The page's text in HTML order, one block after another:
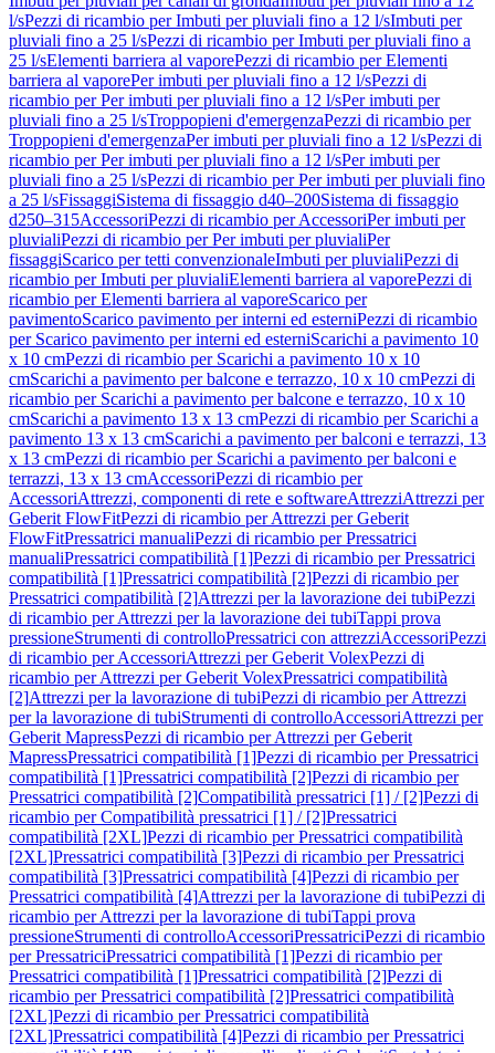
l/sPezzi di ricambio per Imbuti per pluviali fino a 12 l/sImbuti per
pluviali fino a 25 l/sPezzi di ricambio per Imbuti per pluviali fino a
25 l/sElementi barriera al vaporePezzi di ricambio per Elementi
barriera al vaporePer imbuti per pluviali fino a 12 l/sPezzi di
ricambio per Per imbuti per pluviali fino a 12 l/sPer imbuti per
pluviali fino a 25 l/sTroppopieni d'emergenzaPezzi di ricambio per
Troppopieni d'emergenzaPer imbuti per pluviali fino a 12 l/sPezzi di
ricambio per Per imbuti per pluviali fino a 12 l/sPer imbuti per
pluviali fino a 25 l/sPezzi di ricambio per Per imbuti per pluviali fino
a 25 l/sFissaggiSistema di fissaggio d40–200Sistema di fissaggio
d250–315AccessoriPezzi di ricambio per AccessoriPer imbuti per
pluvialiPezzi di ricambio per Per imbuti per pluvialiPer
fissaggiScarico per tetti convenzionaleImbuti per pluvialiPezzi di
ricambio per Imbuti per pluvialiElementi barriera al vaporePezzi di
ricambio per Elementi barriera al vaporeScarico per
pavimentoScarico pavimento per interni ed esterniPezzi di ricambio
per Scarico pavimento per interni ed esterniScarichi a pavimento 10
x 10 cmPezzi di ricambio per Scarichi a pavimento 10 x 10
cmScarichi a pavimento per balcone e terrazzo, 10 x 10 cmPezzi di
ricambio per Scarichi a pavimento per balcone e terrazzo, 10 x 10
cmScarichi a pavimento 13 x 13 cmPezzi di ricambio per Scarichi a
pavimento 13 x 13 cmScarichi a pavimento per balconi e terrazzi, 13
x 13 cmPezzi di ricambio per Scarichi a pavimento per balconi e
terrazzi, 13 x 13 cmAccessoriPezzi di ricambio per
AccessoriAttrezzi, componenti di rete e softwareAttrezziAttrezzi per
Geberit FlowFitPezzi di ricambio per Attrezzi per Geberit
FlowFitPressatrici manualiPezzi di ricambio per Pressatrici
manualiPressatrici compatibilità [1]Pezzi di ricambio per Pressatrici
compatibilità [1]Pressatrici compatibilità [2]Pezzi di ricambio per
Pressatrici compatibilità [2]Attrezzi per la lavorazione dei tubiPezzi
di ricambio per Attrezzi per la lavorazione dei tubiTappi prova
pressioneStrumenti di controlloPressatrici con attrezziAccessoriPezzi
di ricambio per AccessoriAttrezzi per Geberit VolexPezzi di
ricambio per Attrezzi per Geberit VolexPressatrici compatibilità
[2]Attrezzi per la lavorazione di tubiPezzi di ricambio per Attrezzi
per la lavorazione di tubiStrumenti di controlloAccessoriAttrezzi per
Geberit MapressPezzi di ricambio per Attrezzi per Geberit
MapressPressatrici compatibilità [1]Pezzi di ricambio per Pressatrici
compatibilità [1]Pressatrici compatibilità [2]Pezzi di ricambio per
Pressatrici compatibilità [2]Compatibilità pressatrici [1] / [2]Pezzi di
ricambio per Compatibilità pressatrici [1] / [2]Pressatrici
compatibilità [2XL]Pezzi di ricambio per Pressatrici compatibilità
[2XL]Pressatrici compatibilità [3]Pezzi di ricambio per Pressatrici
compatibilità [3]Pressatrici compatibilità [4]Pezzi di ricambio per
Pressatrici compatibilità [4]Attrezzi per la lavorazione di tubiPezzi di
ricambio per Attrezzi per la lavorazione di tubiTappi prova
pressioneStrumenti di controlloAccessoriPressatriciPezzi di ricambio
per PressatriciPressatrici compatibilità [1]Pezzi di ricambio per
Pressatrici compatibilità [1]Pressatrici compatibilità [2]Pezzi di
ricambio per Pressatrici compatibilità [2]Pressatrici compatibilità
[2XL]Pezzi di ricambio per Pressatrici compatibilità
[2XL]Pressatrici compatibilità [4]Pezzi di ricambio per Pressatrici